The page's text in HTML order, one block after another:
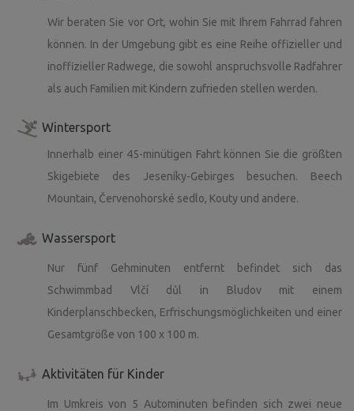
Wir beraten Sie vor Ort, wohin Sie mit Ihrem Fahrrad fahren
können. In der Umgebung gibt es eine Reihe offizieller und
inoffizieller Radwege, die sowohl anspruchsvolle Radfahrer
als auch Familien mit Kindern zufrieden stellen werden.
Wintersport
Innerhalb einer 45-minütigen Fahrt können Sie die größten
Skigebiete des Jeseníky-Gebirges besuchen. Beech
Mountain, Červenohorské sedlo, Kouty und andere.
Wassersport
Nur fünf Gehminuten entfernt befindet sich das
Schwimmbad Vlčí důl in Bludov mit einem
Kinderplanschbecken, Erfrischungsmöglichkeiten und einer
Gesamtgröße von 100 x 100 m.
Aktivitäten für Kinder
Im Umkreis von 5 Autominuten befinden sich zwei neue